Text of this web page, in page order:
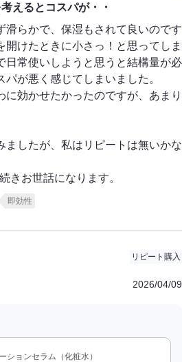
えるとコスパが・・
滑らかで、保湿もされて良いのです
開けたときに小さっ！と思ってしま
日常使いしようと思うと結構量が必
が悪く感じてしまいました。
に効かせたかったのですが、あまり
ましたが、私はリピートは無いかな
きお世話になります。
即効性
リピート購入
2026/04/09
ションセラム（化粧水）